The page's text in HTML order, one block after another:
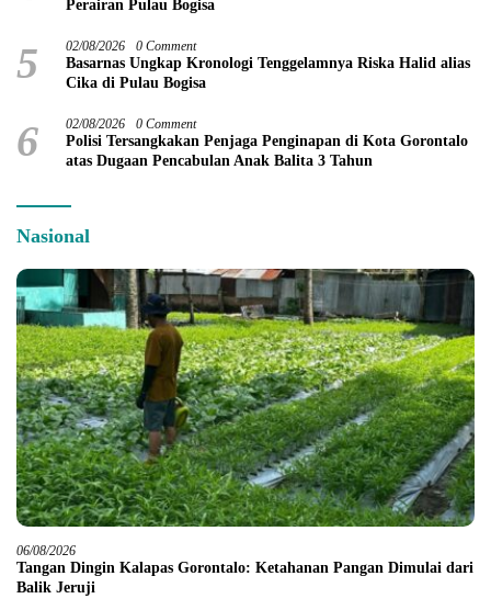
Perairan Pulau Bogisa
5 02/08/2026 0 Comment
Basarnas Ungkap Kronologi Tenggelamnya Riska Halid alias
Cika di Pulau Bogisa
6 02/08/2026 0 Comment
Polisi Tersangkakan Penjaga Penginapan di Kota Gorontalo
atas Dugaan Pencabulan Anak Balita 3 Tahun
Nasional
06/08/2026
Tangan Dingin Kalapas Gorontalo: Ketahanan Pangan Dimulai dari
Balik Jeruji